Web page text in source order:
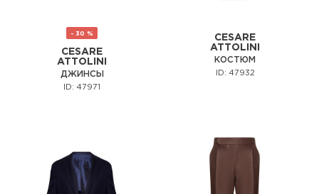
- 30 %
CESARE
ATTOLINI
ДЖИНСЫ
ID: 47971
CESARE
ATTOLINI
КОСТЮМ
ID: 47932